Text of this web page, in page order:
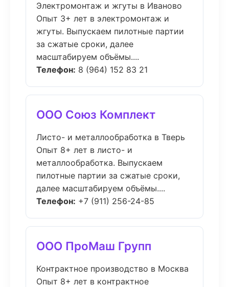
Электромонтаж и жгуты в Иваново
Опыт 3+ лет в электромонтаж и
жгуты. Выпускаем пилотные партии
за сжатые сроки, далее
масштабируем объёмы....
Телефон: 8 (964) 152 83 21
ООО Союз Комплект
Листо- и металлообработка в Тверь
Опыт 8+ лет в листо- и
металлообработка. Выпускаем
пилотные партии за сжатые сроки,
далее масштабируем объёмы....
Телефон: +7 (911) 256-24-85
ООО ПроМаш Групп
Контрактное производство в Москва
Опыт 8+ лет в контрактное